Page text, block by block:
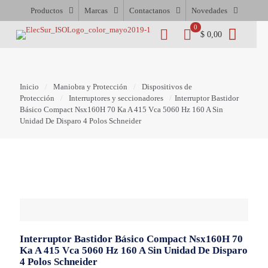
Productos Marcas Contactanos Novedades
0
$ 0,00
Inicio Maniobra y Protección
Dispositivos de
Protección
Interruptores y seccionadores
Interruptor Bastidor
Básico Compact Nsx160H 70 Ka A 415 Vca 5060 Hz 160 A Sin
Unidad De Disparo 4 Polos Schneider
Interruptor Bastidor Básico Compact Nsx160H 70
Ka A 415 Vca 5060 Hz 160 A Sin Unidad De Disparo
4 Polos Schneider